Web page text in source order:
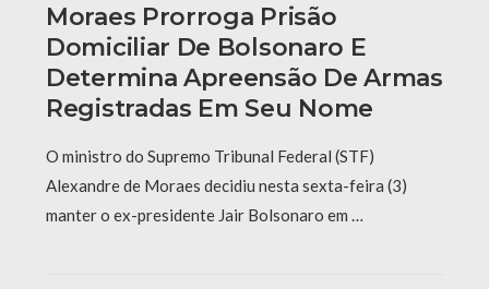
Moraes Prorroga Prisão
Domiciliar De Bolsonaro E
Determina Apreensão De Armas
Registradas Em Seu Nome
O ministro do Supremo Tribunal Federal (STF)
Alexandre de Moraes decidiu nesta sexta-feira (3)
manter o ex-presidente Jair Bolsonaro em …